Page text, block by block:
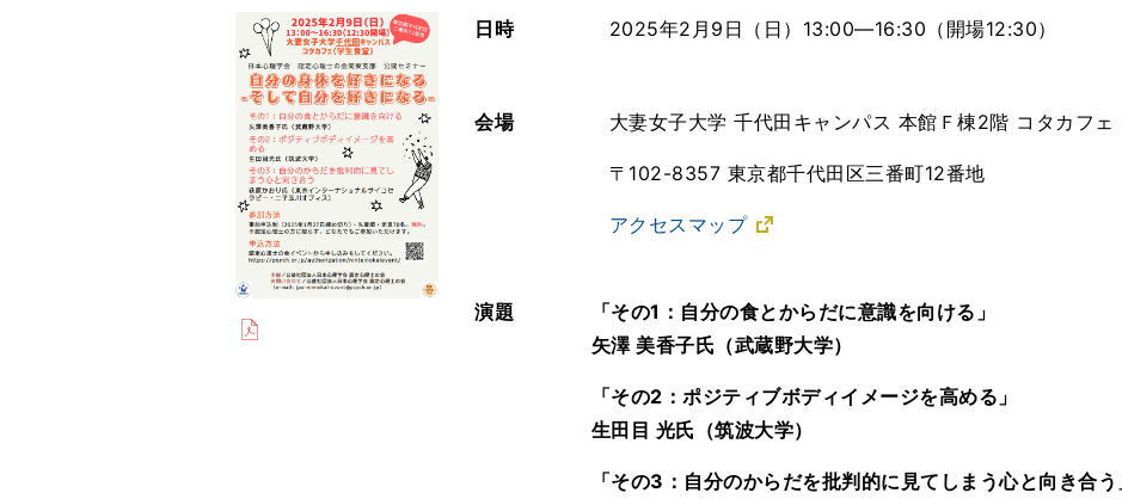
日時 2025年2月9日（日）13:00―16:30（開場12:30）
会場 大妻女子大学 千代田キャンパス 本館Ｆ棟2階 コタカフェ
〒102-8357 東京都千代田区三番町12番地
アクセスマップ
演題
「その1：自分の食とからだに意識を向ける」
矢澤 美香子氏（武蔵野大学）
「その2：ポジティブボディイメージを高める」
生田目 光氏（筑波大学）
「その3：自分のからだを批判的に見てしまう心と向き合う